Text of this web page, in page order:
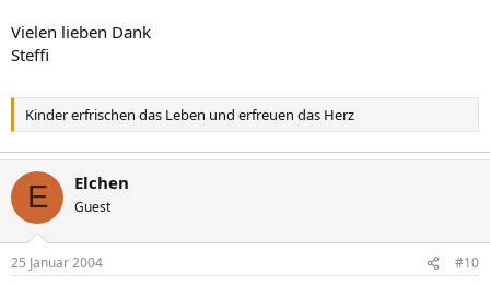
Vielen lieben Dank
Steffi
Kinder erfrischen das Leben und erfreuen das Herz
E Elchen
Guest
25 Januar 2004 #10